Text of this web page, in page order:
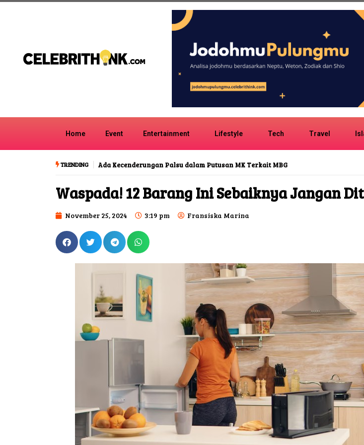
Home Event Entertainment Lifestyle Tech Travel
TRENDING Ada Kecenderungan Palsu dalam Putusan MK Terkait MBG
Waspada! 12 Barang Ini Sebaiknya Jangan
November 25, 2024 3:19 pm Fransiska Marina